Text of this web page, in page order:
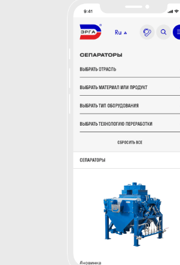
Разработали более 100
уникальных иконок и каждая
отражает суть преимущества